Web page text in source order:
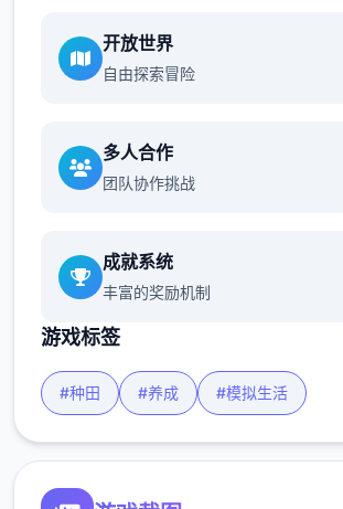
开放世界
自由探索冒险
多人合作
团队协作挑战
成就系统
丰富的奖励机制
游戏标签
#种田 #养成 #模拟生活